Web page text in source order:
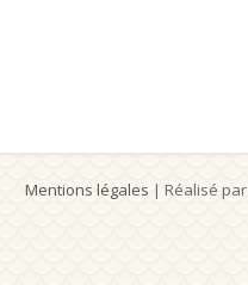
Mentions légales | Réalisé par